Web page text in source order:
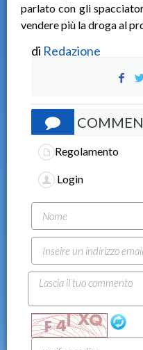
parlato con gli
vendere più la droga al
di Redazione
Regolamento
Login